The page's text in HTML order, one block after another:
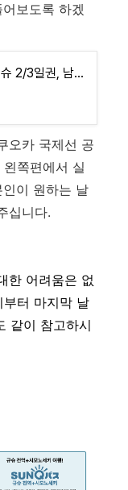
보도록 하겠
산큐패스 모음 (북부규슈 2/3일권, 남부규슈 3일권, 전규슈 3/4일권)
오카 국제선 공
쪽편에서 실
이 원하는 날
십니다.
한 어려움은 없
터 마지막 날
같이 참고하시